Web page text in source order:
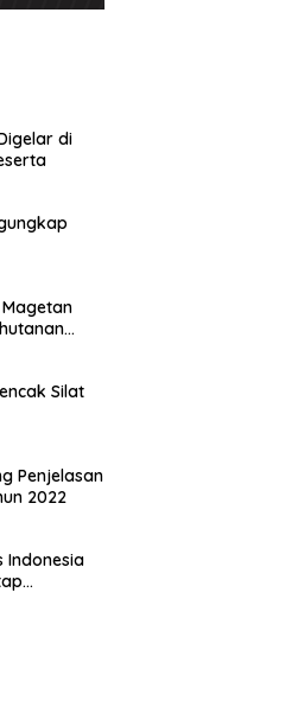
di
Silat
Penjelasan
2022
Indonesia